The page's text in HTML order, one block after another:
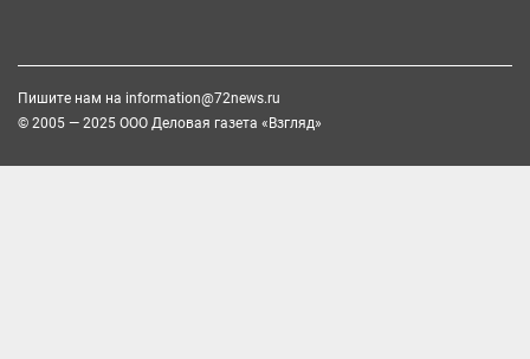
Пишите нам на information@72news.ru
© 2005 — 2025 ООО Деловая газета «Взгляд»